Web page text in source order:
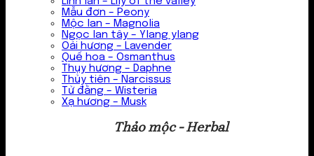
Mẫu đơn – Peony
Mộc lan – Magnolia
Ngọc lan tây – Ylang ylang
Oải hương – Lavender
Quế hoa – Osmanthus
Thụy hương – Daphne
Thủy tiên – Narcissus
Tử đằng – Wisteria
Xạ hương – Musk
Thảo mộc - Herbal